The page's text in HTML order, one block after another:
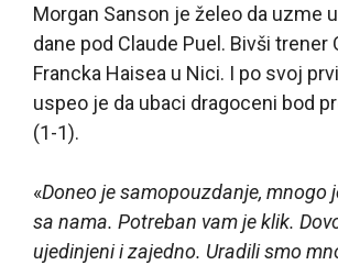
Morgan Sanson je želeo da uzme
dane pod Claude Puel. Bivši trener
Francka Haisea u Nici. I po svoj
uspeo je da ubaci dragoceni bod
(1-1).
«Doneo je samopouzdanje, mnogo
sa nama. Potreban vam je klik.
ujedinjeni i zajedno. Uradili smo